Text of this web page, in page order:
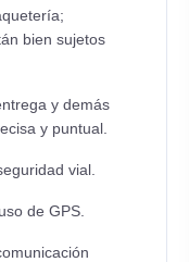
bien sujetos
y demás
y puntual.
vial.
de GPS.